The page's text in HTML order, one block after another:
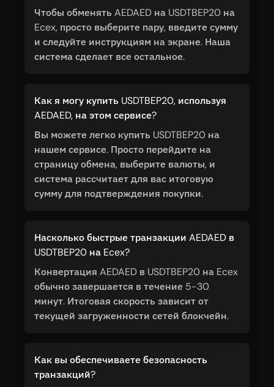
Чтобы обменять AEDAED на USDTBEP20 на
Ecex, просто выберите пару, введите сумму
и следуйте инструкциям на экране. Наша
система сделает все остальное.
Как я могу купить USDTBEP20, используя
AEDAED, на этом сервисе?
Вы можете легко купить USDTBEP20 на
нашем сервисе. Просто перейдите на
страницу обмена, выберите валюты, и
система рассчитает для вас итоговую
сумму для подтверждения покупки.
Насколько быстрые транзакции AEDAED в
USDTBEP20 на Ecex?
Конвертация AEDAED в USDTBEP20 на Ecex
обычно завершается в течение 5-30
минут. Итоговая скорость зависит от
текущей загруженности сетей блокчейн.
Как вы обеспечиваете безопасность
транзакций?